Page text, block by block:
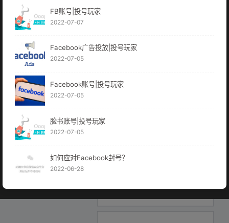
FB账号|投号玩家
2022-07-07
Facebook广告投放|投号玩家
2022-07-05
Facebook账号|投号玩家
2022-07-05
脸书账号|投号玩家
2022-07-05
如何应对Facebook封号？
2022-06-28